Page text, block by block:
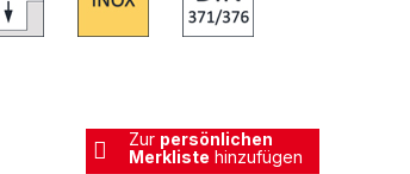
Zur persönlichen
Merkliste hinzufügen